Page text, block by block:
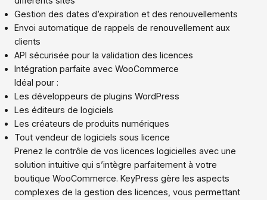
Gestion des dates d’expiration et des renouvellements
Envoi automatique de rappels de renouvellement aux
clients
API sécurisée pour la validation des licences
Intégration parfaite avec WooCommerce
Idéal pour :
Les développeurs de plugins WordPress
Les éditeurs de logiciels
Les créateurs de produits numériques
Tout vendeur de logiciels sous licence
Prenez le contrôle de vos licences logicielles avec une
solution intuitive qui s’intègre parfaitement à votre
boutique WooCommerce. KeyPress gère les aspects
complexes de la gestion des licences, vous permettant